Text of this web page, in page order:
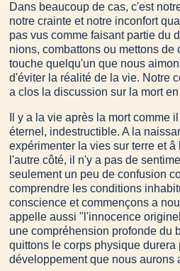
Dans beaucoup de cas, c'est
notre crainte et notre inconfort
pas vus comme faisant partie du
nions, combattons ou mettons
touche quelqu'un que nous
d'éviter la réalité de la vie. Notre
a clos la discussion sur la mort
Il y a la vie après la mort
éternel, indestructible. A la
expérimenter la vies sur terre et
l'autre côté, il n'y a pas de
seulement un peu de confusion
comprendre les conditions
conscience et commençons a
appelle aussi "l'innocence
une compréhension profonde du
quittons le corps physique
développement que nous aurons